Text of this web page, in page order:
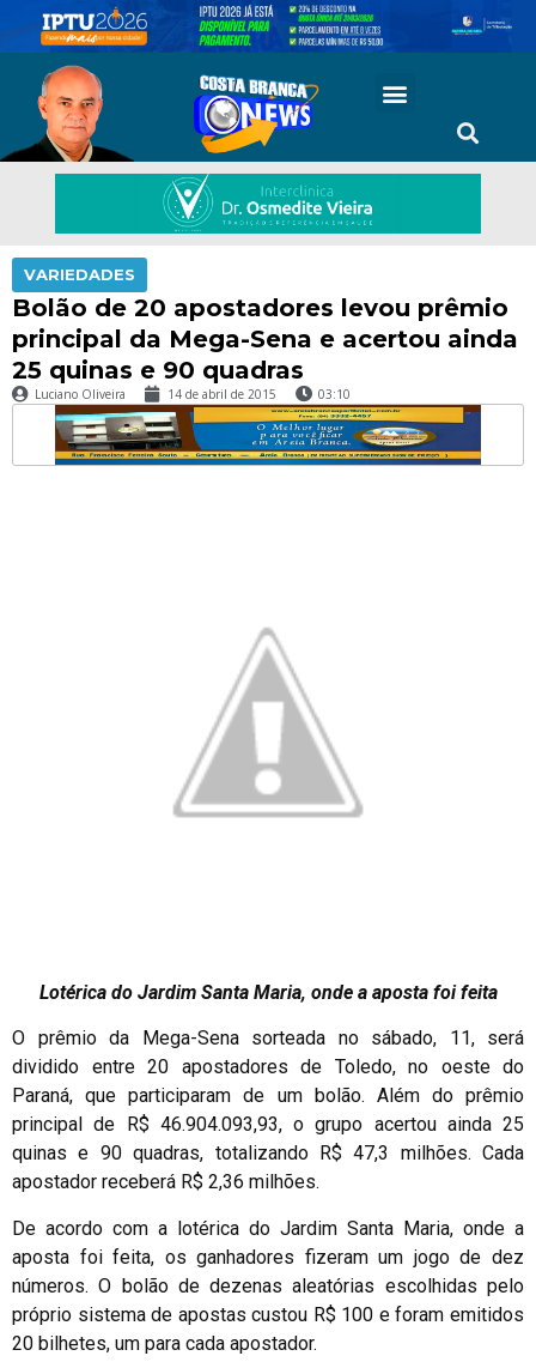
VARIEDADES
Bolão de 20 apostadores levou prêmio
principal da Mega-Sena e acertou ainda
25 quinas e 90 quadras
Luciano Oliveira 14 de abril de 2015 03:10
Lotérica do Jardim Santa Maria, onde a aposta foi feita
O prêmio da Mega-Sena sorteada no sábado, 11, será
dividido entre 20 apostadores de Toledo, no oeste do
Paraná, que participaram de um bolão. Além do prêmio
principal de R$ 46.904.093,93, o grupo acertou ainda 25
quinas e 90 quadras, totalizando R$ 47,3 milhões. Cada
apostador receberá R$ 2,36 milhões.
De acordo com a lotérica do Jardim Santa Maria, onde a
aposta foi feita, os ganhadores fizeram um jogo de dez
números. O bolão de dezenas aleatórias escolhidas pelo
próprio sistema de apostas custou R$ 100 e foram emitidos
20 bilhetes, um para cada apostador.